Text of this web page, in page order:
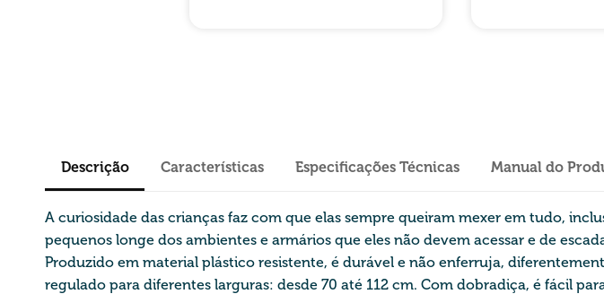
Descrição Características Especificações Técnicas Manual do
A curiosidade das crianças faz com que elas sempre queiram mexer em tudo,
pequenos longe dos ambientes e armários que eles não devem acessar e de
Produzido em material plástico resistente, é durável e não enferruja,
regulado para diferentes larguras: desde 70 até 112 cm. Com dobradiça, é fácil